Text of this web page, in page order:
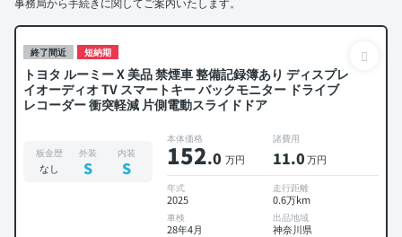
終了間近 短納期
トヨタ ルーミー X 美品 禁煙車 整備記録簿あり ディスプレ
イオーディオ TV スマートキー バックモニター ドライブ
レコーダー 衝突軽減 片側電動スライドドア
板金歴
なし
外装
S
内装
S
本体価格
152.0 万円
諸費用
11.0万円
年式
2025
走行距離
0.6万km
車検
28年4月
出品地域
神奈川県